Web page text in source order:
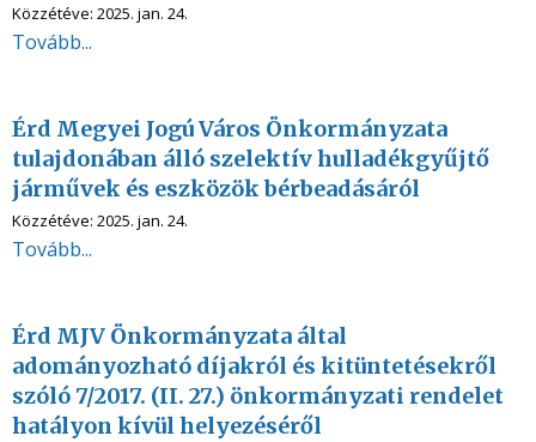
Közzétéve: 2025. jan. 24.
Tovább...
Érd Megyei Jogú Város Önkormányzata
tulajdonában álló szelektív hulladékgyűjtő
járművek és eszközök bérbeadásáról
Közzétéve: 2025. jan. 24.
Tovább...
Érd MJV Önkormányzata által
adományozható díjakról és kitüntetésekről
szóló 7/2017. (II. 27.) önkormányzati rendelet
hatályon kívül helyezéséről